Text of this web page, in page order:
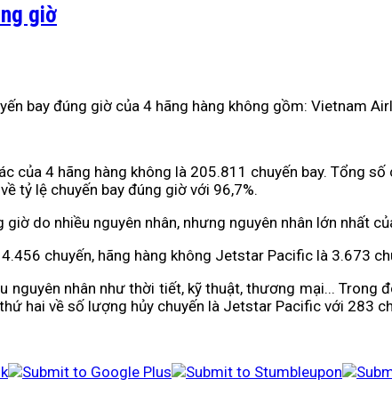
giờ
bay đúng giờ của 4 hãng hàng không gồm: Vietnam
của 4 hãng hàng không là 205.811 chuyến bay. Tổng
tỷ lệ chuyến bay đúng giờ với 96,7%.
do nhiều nguyên nhân, nhưng nguyên nhân lớn nhất
chuyến, hãng hàng không Jetstar Pacific là 3.673
nguyên nhân như thời tiết, kỹ thuật, thương mại... Trong
hai về số lượng hủy chuyến là Jetstar Pacific với 283